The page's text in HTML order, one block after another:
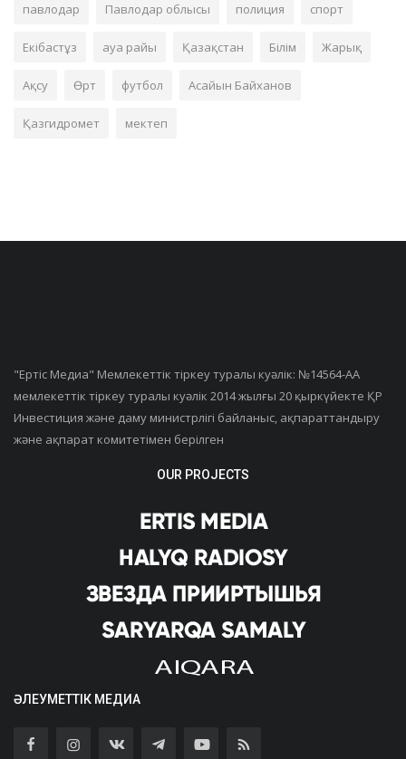
павлодар Павлодар облысы полиция спорт
Екібастұз ауа райы Қазақстан Білім Жарық
Ақсу Өрт футбол Асайын Байханов
Қазгидромет мектеп
"Ертiс Медиа" Мемлекеттік тіркеу туралы куәлік: №14564-АА
мемлекеттік тіркеу туралы куәлік 2014 жылғы 20 қыркүйекте ҚР
Инвестиция және даму министрлігі байланыс, ақпараттандыру
және ақпарат комитетімен берілген
OUR PROJECTS
ӘЛЕУМЕТТІК МЕДИА